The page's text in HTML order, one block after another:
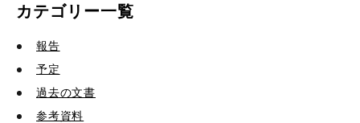
カテゴリー一覧
報告
予定
過去の文書
参考資料